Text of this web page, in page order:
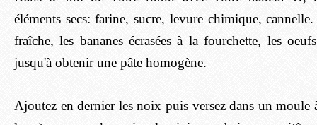
éléments secs: farine, sucre, levure chimique,
fraîche, les bananes écrasées à la fourchette, les
jusqu'à obtenir une pâte homogène.
Ajoutez en dernier les noix puis versez dans un moule